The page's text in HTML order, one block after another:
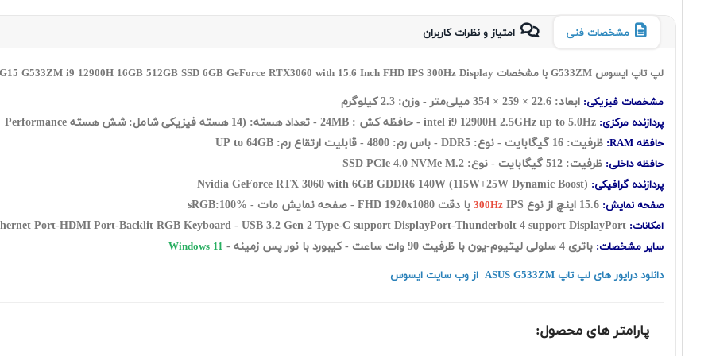
مشخصات فنی امتیاز و نظرات کاربران
لپ تاپ ایسوس G533ZM با مشخصات Asus ROG strix G15 G533ZM i9 12900H 16GB 512GB SSD 6GB GeForce RTX3060 with 15.6 Inch FHD IPS 300Hz Display
مشخصات فیزیکی: ابعاد: 22.6
×
259
×
354 میلی‌متر - وزن: 2.3 کیلوگرم
پردازنده مرکزی: intel i9 12900H 2.5GHz up to 5.0Hz - حافظه کش : 24MB - تعداد هسته: (14 هسته فیزیکی شامل: شش هسته Performance + هشت هسته Efficient) به اضافه بیست رشته
حافظه RAM: ظرفیت: 16 گيگابايت - نوع: DDR5 - باس رم: 4800 - قابلیت ارتقاع رم: UP to 64GB
حافظه داخلی: ظرفیت: 512 گیگابایت - نوع: SSD PCIe 4.0 NVMe M.2
پردازنده گرافیکی: 140W (115W+25W Dynamic Boost)
صفحه نمایش: 300Hz IPS با دقت FHD 1920x1080 - صفحه نمایش مات - sRGB:100%
امکانات: Port-HDMI Port-Backlit RGB Keyboard -USB 3.2 Gen 2 Type-C support DisplayPort-Thunderbolt 4 support DisplayPort
سایر مشخصات: باتری 4 سلولی لیتیوم-یون با ظرفیت 90 وات ساعت - کیبورد با نور پس زمینه -
Windows 11
دانلود درایور های لپ تاپ ASUS G533ZM از وب سایت ایسوس
پارامتر های محصول: